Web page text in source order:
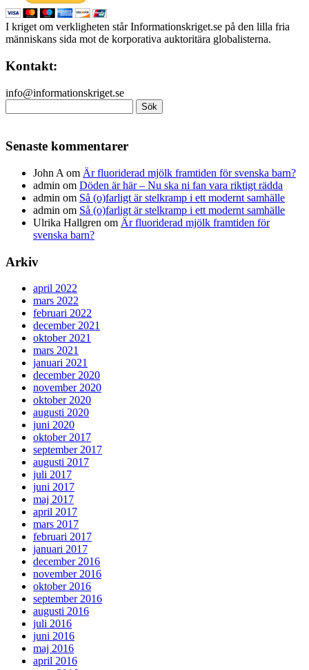
I kriget om verkligheten står Informationskriget.se på den lilla fria
människans sida mot de korporativa auktoritära globalisterna.
Kontakt:
info@informationskriget.se
efter:
Senaste kommentarer
John A om Är fluoriderad mjölk framtiden för svenska barn?
admin om Döden är här – Nu ska ni fan vara riktigt rädda
admin om Så (o)farligt är stelkramp i ett modernt samhälle
admin om Så (o)farligt är stelkramp i ett modernt samhälle
Ulrika Hallgren om Är fluoriderad mjölk framtiden för
svenska barn?
Arkiv
april 2022
mars 2022
februari 2022
december 2021
oktober 2021
mars 2021
januari 2021
december 2020
november 2020
oktober 2020
augusti 2020
juni 2020
oktober 2017
september 2017
augusti 2017
juli 2017
juni 2017
maj 2017
april 2017
mars 2017
februari 2017
januari 2017
december 2016
november 2016
oktober 2016
september 2016
augusti 2016
juli 2016
juni 2016
maj 2016
april 2016